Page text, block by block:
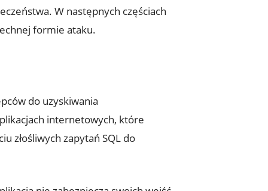
W następnych‍ częściach
formie ataku.
do uzyskiwania
internetowych, które⁣
‌złośliwych zapytań SQL ‍do